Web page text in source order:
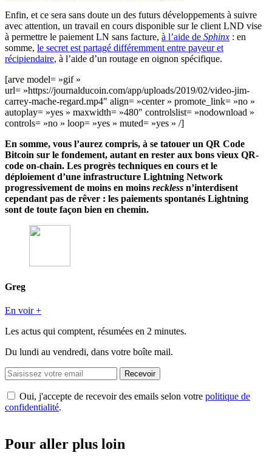
Enfin, et ce sera sans doute un des futurs développements à suivre
avec attention, un travail en cours disponible sur le client LND vise
à permettre le paiement LN sans facture, à l’aide de Sphinx : en
somme, le secret est partagé différemment entre payeur et
récipiendaire, à l’aide d’un routage en oignon spécifique.
[arve model= »gif »
url= »https://journalducoin.com/app/uploads/2019/02/video-jim-
carrey-mache-regard.mp4″ align= »center » promote_link= »no »
autoplay= »yes » maxwidth= »480″ controlslist= »nodownload »
controls= »no » loop= »yes » muted= »yes » /]
En somme, vous l’aurez compris, à se tatouer un QR Code
Bitcoin sur le fondement, autant en rester aux bons vieux QR-
code on-chain. Les progrès techniques en cours et le
déploiement d’une infrastructure Lightning Network
progressivement de moins en moins reckless n’interdisent
cependant pas de rêver : les paiements spontanés Lightning
sont de toute façon bien en chemin.
Greg
En voir +
Les actus qui comptent, résumées en 2 minutes.
Du lundi au vendredi, dans votre boîte mail.
Recevoir
Oui, j'accepte de recevoir des emails selon votre politique de
confidentialité.
Pour aller plus loin